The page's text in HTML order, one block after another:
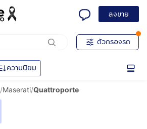
ลงขาย
ตัวกรองรถ
ความนิยม
/Maserati/Quattroporte